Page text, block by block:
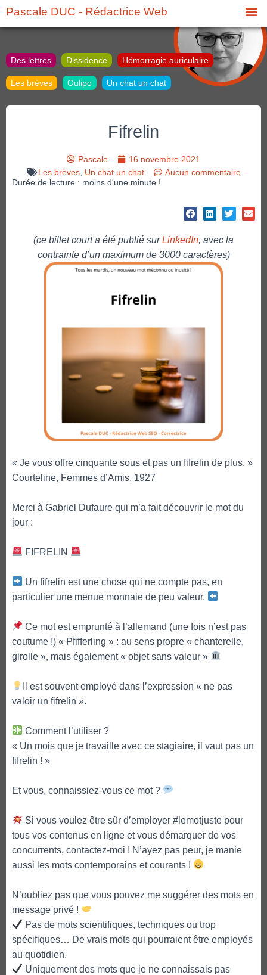
Pascale DUC - Rédactrice Web
Des lettres Dissidence Hémorragie auriculaire
Les brèves Oulipo Un chat un chat
Fifrelin
Pascale
16 novembre 2021
Les brèves, Un chat un chat
Aucun commentaire
Durée de lecture : moins d'une minute !
(ce billet court a été publié surLinkedIn, avec la
contrainte d’un maximum de 3000 caractères)
« Je vous offre cinquante sous et pas un fifrelin de plus. »
Courteline, Femmes d’Amis, 1927
Merci à Gabriel Dufaure qui m’a fait découvrir le mot du
jour :
FIFRELIN
Un fifrelin est une chose qui ne compte pas, en
particulier une menue monnaie de peu valeur.
Ce mot est emprunté à l’allemand (une fois n’est pas
coutume !) « Pfifferling » : au sens propre « chanterelle,
girolle », mais également « objet sans valeur »
Il est souvent employé dans l’expression « ne pas
valoir un fifrelin ».
Comment l’utiliser ?
« Un mois que je travaille avec ce stagiaire, il vaut pas un
fifrelin ! »
Et vous, connaissiez-vous ce mot ?
Si vous voulez être sûr d’employer #lemotjuste pour
tous vos contenus en ligne et vous démarquer de vos
concurrents, contactez-moi ! N’ayez pas peur, je manie
aussi les mots contemporains et courants !
N’oubliez pas que vous pouvez me suggérer des mots en
message privé !
Pas de mots scientifiques, techniques ou trop
spécifiques… De vrais mots qui pourraient être employés
au quotidien.
Uniquement des mots que je ne connaissais pas